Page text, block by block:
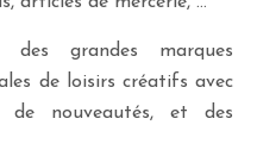
des grandes marques
de loisirs créatifs avec
de nouveautés, et des